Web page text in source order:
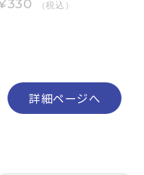
（税込）
詳細ページへ